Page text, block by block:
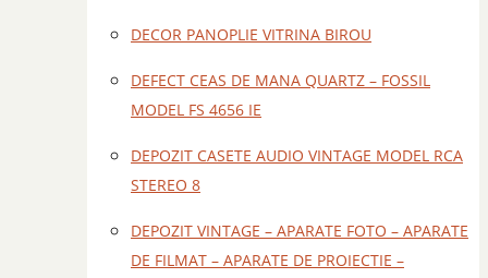
DECOR PANOPLIE VITRINA BIROU
DEFECT CEAS DE MANA QUARTZ – FOSSIL
MODEL FS 4656 IE
DEPOZIT CASETE AUDIO VINTAGE MODEL RCA
STEREO 8
DEPOZIT VINTAGE – APARATE FOTO – APARATE
DE FILMAT – APARATE DE PROIECTIE –